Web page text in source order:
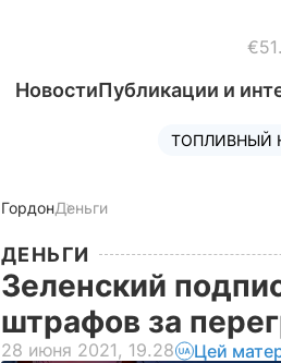
НовостиПубликации и
ТОПЛИВНЫЙ
ГордонДеньги
ДЕНЬГИ
Зеленский
штрафов за
28 июня 2021, 19.28 Цей